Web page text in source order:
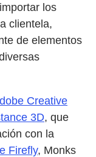
los
clientela,
de elementos
Creative
3D, que
con la
Firefly, Monks